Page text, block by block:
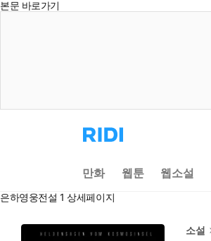
본문 바로가기
리
디
으
로
동
만화 웹툰 웹소설
은하영웅전설 1 상세페이지
소설